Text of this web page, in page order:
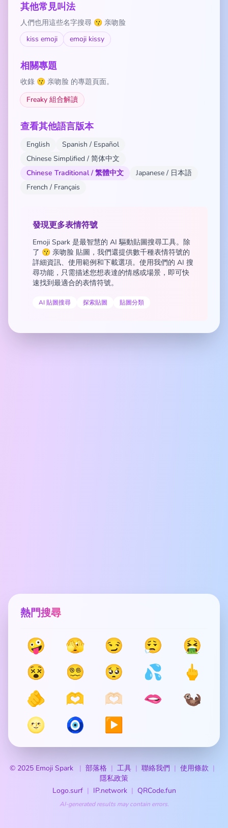
其他常見叫法
人們也用這些名字搜尋 😗 亲吻脸
kiss emoji
emoji kissy
相關專題
收錄 😗 亲吻脸 的專題頁面。
Freaky 組合解讀
查看其他語言版本
English
Spanish / Español
Chinese Simplified / 简体中文
Chinese Traditional / 繁體中文
Japanese / 日本語
French / Français
發現更多表情符號
Emoji Spark 是最智慧的 AI 驅動貼圖搜尋工具。除
了 😗 亲吻脸 貼圖，我們還提供數千種表情符號的
詳細資訊、使用範例和下載選項。使用我們的 AI 搜
尋功能，只需描述您想表達的情感或場景，即可快
速找到最適合的表情符號。
AI 貼圖搜尋 探索貼圖 貼圖分類
熱門搜尋
🤪 🫣 😏 😮‍💨
🤮
😵
😵‍💫 🥺 💦
🖕
🫵
🫶 🫶🏻 🫦
🦦
🌝
🧿 ▶️
© 2025 Emoji Spark 部落格 工具 聯絡我們
使用條款
隱私政策
Logo.surf
IP.network QRCode.fun
AI-generated results may contain errors.